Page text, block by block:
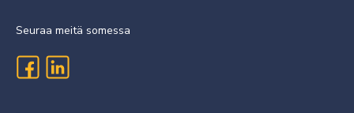
Seuraa meitä somessa